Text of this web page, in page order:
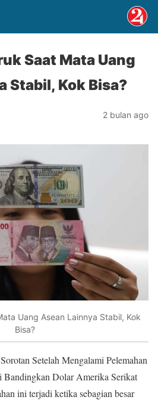
Saat Mata Uang
Stabil, Kok Bisa?
2 bulan ago
Uang Asean Lainnya Stabil, Kok
Bisa?
Setelah Mengalami Pelemahan
Dolar Amerika Serikat
ini terjadi ketika sebagian besar